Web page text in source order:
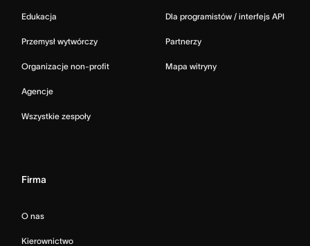
Edukacja
Przemysł wytwórczy
Organizacje non-profit
Agencje
Wszystkie zespoły
Dla programistów / interfejs API
Partnerzy
Mapa witryny
Firma
O nas
Kierownictwo